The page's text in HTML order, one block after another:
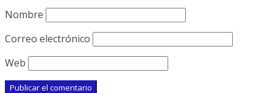
Nombre
Correo electrónico
Web